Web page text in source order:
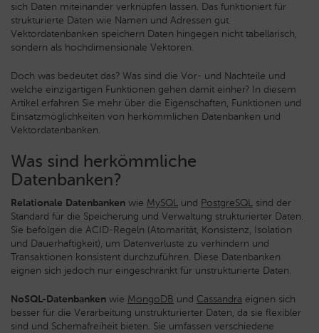
sich Daten miteinander verknüpfen lassen. Das funktioniert für
strukturierte Daten wie Namen und Adressen gut.
Vektordatenbanken speichern Daten hingegen nicht tabellarisch,
sondern als hochdimensionale Vektoren.
Doch was bedeutet das? Was sind die Vor- und Nachteile und
welche einzigartigen Funktionen gehen damit einher? In diesem
Artikel erfahren Sie mehr über die Eigenschaften, Funktionen und
Einsatzmöglichkeiten von herkömmlichen Datenbanken und
Vektordatenbanken.
Was sind herkömmliche
Datenbanken?
Relationale Datenbanken wie MySQL und PostgreSQL sind der
Standard für die Speicherung und Verwaltung strukturierter Daten.
Sie befolgen die ACID-Regeln (Atomarität, Konsistenz, Isolation
und Dauerhaftigkeit), um Datenverluste zu verhindern und
Transaktionen konsistent durchzuführen. Diese Datenbanken
eignen sich jedoch nur eingeschränkt für unstrukturierte Daten.
NoSQL-Datenbanken wie MongoDB und Cassandra eignen sich
besser für die Verarbeitung unstrukturierter Daten, da sie flexibler
sind und Schemafreiheit bieten. Sie umfassen verschiedene